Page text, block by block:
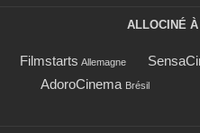
ALLOCINÉ
Filmstarts Allemagne
AdoroCinema Brésil